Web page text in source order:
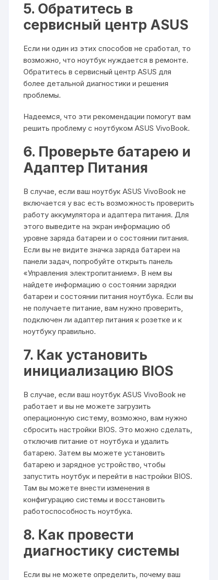
5. Обратитесь в
сервисный центр ASUS
Если ни один из этих способов не сработал, то
возможно, что ноутбук нуждается в ремонте.
Обратитесь в сервисный центр ASUS для
более детальной диагностики и решения
проблемы.
Надеемся, что эти рекомендации помогут вам
решить проблему с ноутбуком ASUS VivoBook.
6. Проверьте батарею и
Адаптер Питания
В случае, если ваш ноутбук ASUS VivoBook не
включается у вас есть возможность проверить
работу аккумулятора и адаптера питания. Для
этого выведите на экран информацию об
уровне заряда батареи и о состоянии питания.
Если вы не видите значка заряда батареи на
панели задач, попробуйте открыть панель
«Управления электропитанием». В нем вы
найдете информацию о состоянии зарядки
батареи и состоянии питания ноутбука. Если вы
не получаете питание, вам нужно проверить,
подключен ли адаптер питания к розетке и к
ноутбуку правильно.
7. Как установить
инициализацию BIOS
В случае, если ваш ноутбук ASUS VivoBook не
работает и вы не можете загрузить
операционную систему, возможно, вам нужно
сбросить настройки BIOS. Это можно сделать,
отключив питание от ноутбука и удалить
батарею. Затем вы можете установить
батарею и зарядное устройство, чтобы
запустить ноутбук и перейти в настройки BIOS.
Там вы можете внести изменения в
конфигурацию системы и восстановить
работоспособность ноутбука.
8. Как провести
диагностику системы
Если вы не можете определить, почему ваш